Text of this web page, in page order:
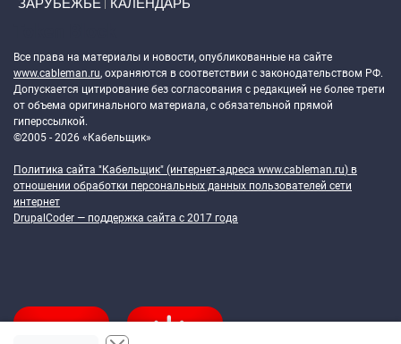
ЗАРУБЕЖЬЕ КАЛЕНДАРЬ
Все права на материалы и новости, опубликованные на сайте
www.cableman.ru, охраняются в соответствии с законодательством РФ.
Допускается цитирование без согласования с редакцией не более трети
от объема оригинального материала, с обязательной прямой
гиперссылкой.
©2005 - 2026 «Кабельщик»
Политика сайта "Кабельщик" (интернет-адреса www.cableman.ru) в
отношении обработки персональных данных пользователей сети
интернет
DrupalCoder — поддержка сайта c 2017 года